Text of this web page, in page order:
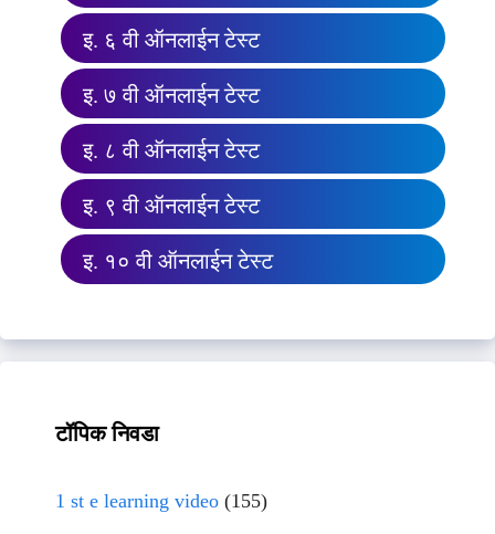
इ. ६ वी ऑनलाईन टेस्ट
इ. ७ वी ऑनलाईन टेस्ट
इ. ८ वी ऑनलाईन टेस्ट
इ. ९ वी ऑनलाईन टेस्ट
इ. १० वी ऑनलाईन टेस्ट
टॉपिक निवडा
1 st e learning video (155)